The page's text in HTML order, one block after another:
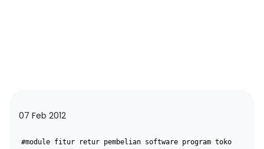
07 Feb 2012
#module fitur retur pembelian software program toko